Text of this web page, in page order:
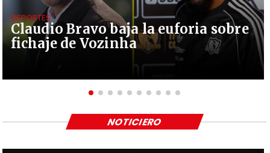
Claudio Bravo baja la euforia sobre
fichaje de Vozinha
DEPORTES
NOTICIERO